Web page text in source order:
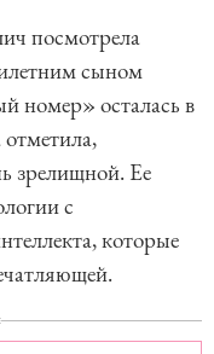
посмотрела
сыном
номер» осталась в
отметила,
зрелищной. Ее
с
которые